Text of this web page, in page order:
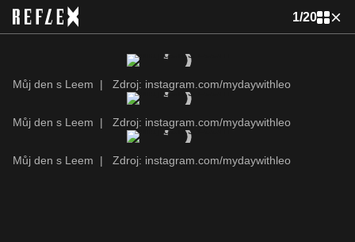
1/20
Můj den s Leem | Zdroj: instagram.com/mydaywithleo
Můj den s Leem | Zdroj: instagram.com/mydaywithleo
Můj den s Leem | Zdroj: instagram.com/mydaywithleo